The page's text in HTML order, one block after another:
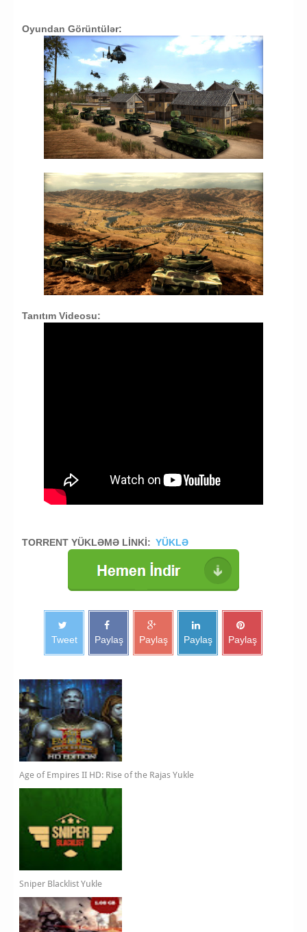
Oyundan Görüntülər:
Tanıtım Videosu:
TORRENT YÜKLƏMƏ LİNKİ: YÜKLƏ
Tweet Paylaş Paylaş Paylaş Paylaş
Age of Empires II HD: Rise of the Rajas Yukle
Sniper Blacklist Yukle